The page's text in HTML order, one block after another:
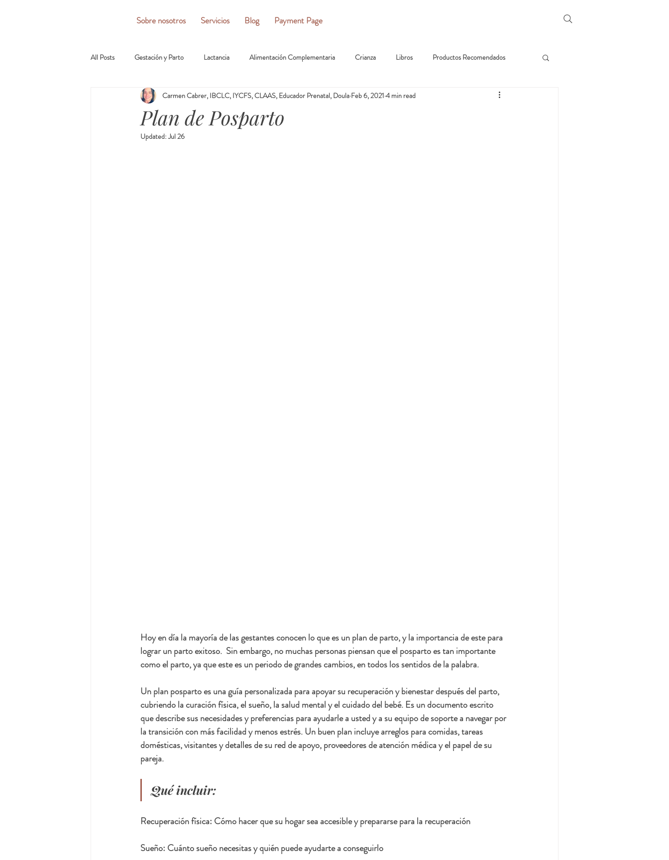
Sobre nosotros Servicios Blog Payment Page
All Posts Gestación y Parto Lactancia Alimentación Complementaria Crianza Libros Productos Recomendados
Plan de Posparto
Carmen Cabrer, IBCLC, IYCFS, CLAAS, Educador Prenatal, Doula Feb 6, 2021 4 min read
Updated:Jul 26
Hoy en día la mayoría de las gestantes conocen lo que es un plan de parto, y la importancia de este para
lograr un parto exitoso.  Sin embargo, no muchas personas piensan que el posparto es tan importante
como el parto, ya que este es un periodo de grandes cambios, en todos los sentidos de la palabra.
Un plan posparto es una guía personalizada para apoyar su recuperación y bienestar después del parto,
cubriendo la curación física, el sueño, la salud mental y el cuidado del bebé. Es un documento escrito
que describe sus necesidades y preferencias para ayudarle a usted y a su equipo de soporte a navegar por
la transición con más facilidad y menos estrés. Un buen plan incluye arreglos para comidas, tareas
domésticas, visitantes y detalles de su red de apoyo, proveedores de atención médica y el papel de su
pareja.
Qué incluir:
Recuperación física: Cómo hacer que su hogar sea accesible y prepararse para la recuperación
Sueño: Cuánto sueño necesitas y quién puede ayudarte a conseguirlo